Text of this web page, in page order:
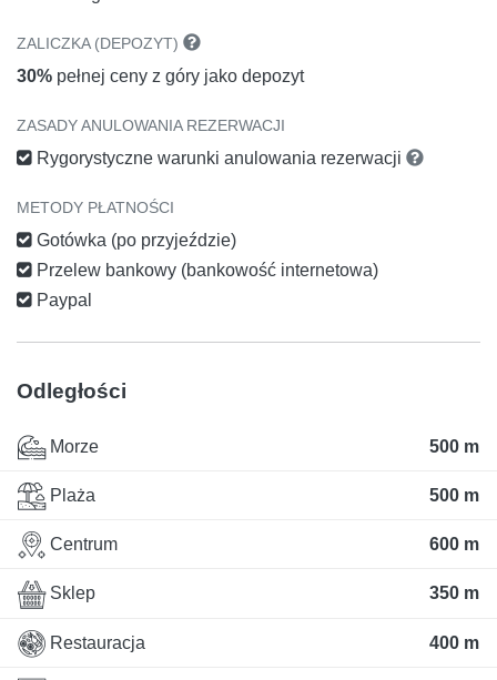
ZALICZKA (DEPOZYT)
30% pełnej ceny z góry jako depozyt
ZASADY ANULOWANIA REZERWACJI
Rygorystyczne warunki anulowania rezerwacji
METODY PŁATNOŚCI
Gotówka (po przyjeździe)
Przelew bankowy (bankowość internetowa)
Paypal
Odległości
Morze 500 m
Plaża 500 m
Centrum 600 m
Sklep 350 m
Restauracja 400 m